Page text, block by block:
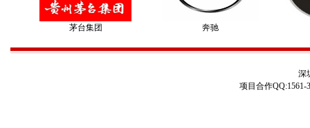
茅台集团 奔驰
深
项目合作QQ:1561-